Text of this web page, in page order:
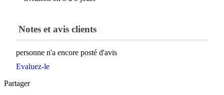
Notes et avis clients
personne n'a encore posté d'avis
Evaluez-le
Partager